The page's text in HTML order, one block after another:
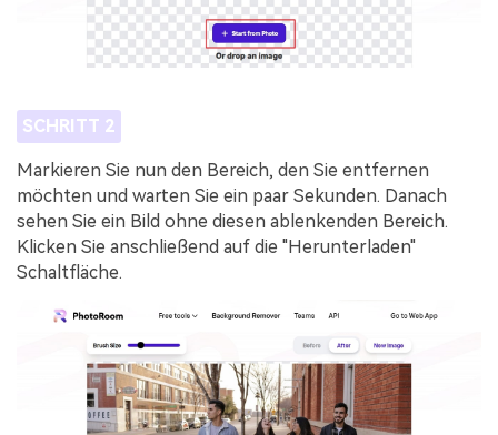
SCHRITT 2
Markieren Sie nun den Bereich, den Sie entfernen
möchten und warten Sie ein paar Sekunden. Danach
sehen Sie ein Bild ohne diesen ablenkenden Bereich.
Klicken Sie anschließend auf die "Herunterladen"
Schaltfläche.